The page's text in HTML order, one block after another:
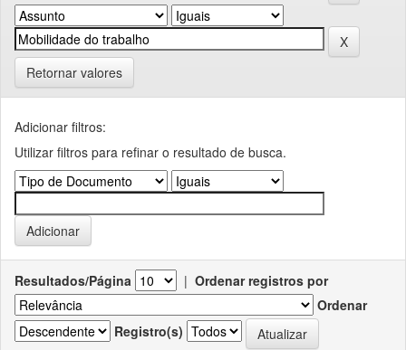
Retornar valores
Adicionar filtros:
Utilizar filtros para refinar o resultado de busca.
Resultados/Página | Ordenar registros por
Ordenar
Registro(s)